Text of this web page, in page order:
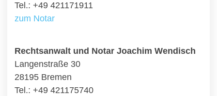
Tel.: +49 421171911
zum Notar
Rechtsanwalt und Notar Joachim Wendisch
Langenstraße 30
28195 Bremen
Tel.: +49 421175740